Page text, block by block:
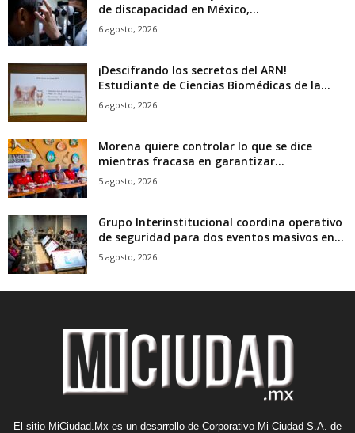
de discapacidad en México,...
6 agosto, 2026
¡Descifrando los secretos del ARN!
Estudiante de Ciencias Biomédicas de la...
6 agosto, 2026
Morena quiere controlar lo que se dice
mientras fracasa en garantizar...
5 agosto, 2026
Grupo Interinstitucional coordina operativo
de seguridad para dos eventos masivos en...
5 agosto, 2026
El sitio MiCiudad.Mx es un desarrollo de Corporativo Mi Ciudad S.A. de